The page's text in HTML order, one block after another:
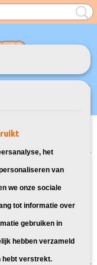
UW WINKELWAGEN
Epson
geschikt
printer:
het
van
we onze sociale
tot informatie over
gebruiken in
hebben verzameld
hebt verstrekt.